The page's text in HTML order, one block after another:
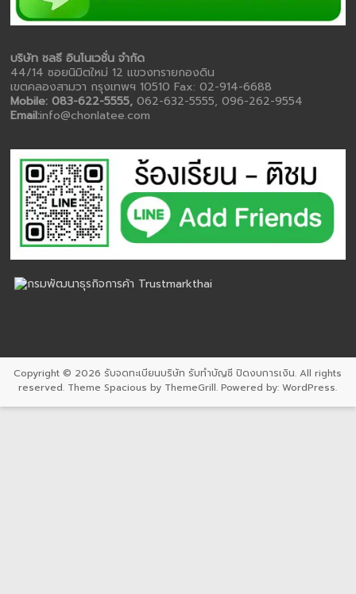
บริษัท ชลธี อินโนเวชั่น จำกัด
44/14 ซอยนิมิตใหม่ 12 แขวงทรายกองดิน
เขตคลองสามวา กรุงเทพฯ 10510 Fax: 02-914-6688
Mobile: 083-622-5555,062-632-5555, 096-262-9554
Email:info@chonlatee.com
Copyright © 2026 รับจดทะเบียนบริษัท รับทำบัญชี ปิดงบการเงิน. All rights
reserved. ThemeSpacious by ThemeGrill. Powered by:WordPress.